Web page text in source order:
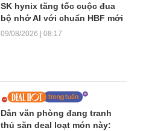
SK hynix tăng tốc cuộc đua
bộ nhớ AI với chuẩn HBF mới
09/08/2026 | 08:17
Dân văn phòng đang tranh
thủ săn deal loạt món này: